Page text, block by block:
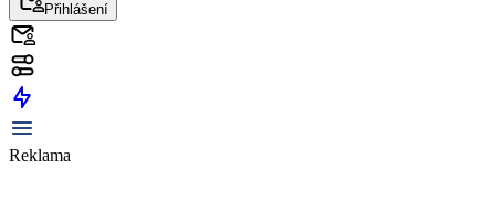
Přihlášení
Reklama